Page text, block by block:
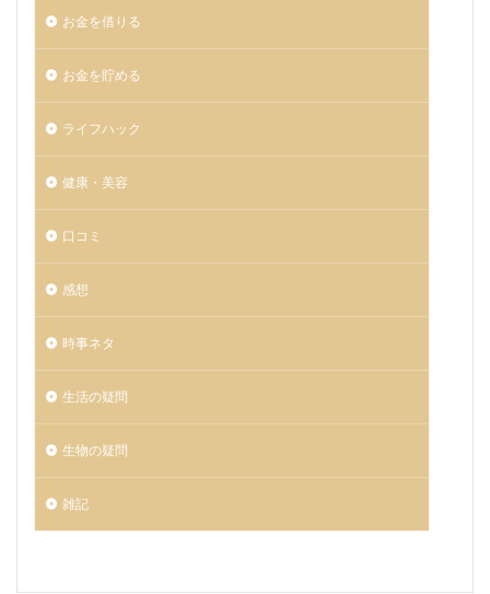
お金を借りる
お金を貯める
ライフハック
健康・美容
口コミ
感想
時事ネタ
生活の疑問
生物の疑問
雑記